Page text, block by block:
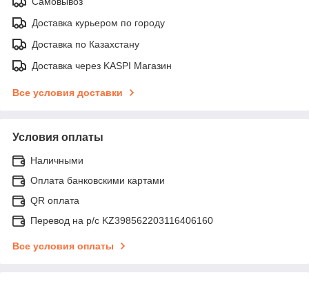
Доставка курьером по городу
Доставка по Казахстану
Доставка через KASPI Магазин
Все условия доставки
Условия оплаты
Наличными
Оплата банковскими картами
QR оплата
Перевод на р/с KZ398562203116406160
Все условия оплаты